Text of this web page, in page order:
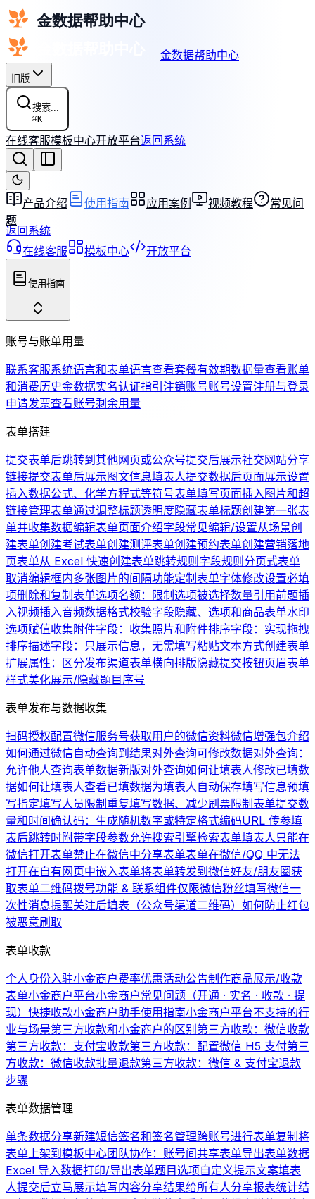
金数据帮助中心
旧版
搜索...
⌘K
在线客服模板中心开放平台返回系统
产品介绍 使用指南 应用案例 视频教程
常见问
题
返回系统
在线客服
模板中心 开放平台
使用指南
账号与账单用量
联系客服系统语言和表单语言查看套餐有效期数据量查看账单
和消费历史金数据实名认证指引注销账号账号设置注册与登录
申请发票查看账号剩余用量
表单搭建
提交表单后跳转到其他网页或公众号提交后展示社交网站分享
链接提交表单后展示图文信息填表人提交数据后页面展示设置
插入数据公式、化学方程式等符号表单填写页面插入图片和超
链接管理表单通过调整标题透明度隐藏表单标题创建第一张表
单并收集数据编辑表单页面介绍字段常见编辑/设置从场景创
建表单创建考试表单创建测评表单创建预约表单创建营销落地
页表单从 Excel 快速创建表单跳转规则字段规则分页式表单
取消编辑框内多张图片的间隔功能定制表单字体修改设置必填
项删除和复制表单选项名额：限制选项被选择数量引用前题插
入视频插入音频数据格式校验字段隐藏、选项和商品表单水印
选项赋值收集附件字段：收集照片和附件排序字段：实现拖拽
排序描述字段：只展示信息，无需填写粘贴文本方式创建表单
扩展属性：区分发布渠道表单横向排版隐藏提交按钮页眉表单
样式美化展示/隐藏题目序号
表单发布与数据收集
扫码授权配置微信服务号获取用户的微信资料微信增强包介绍
如何通过微信自动查询到结果对外查询可修改数据对外查询：
允许他人查询表单数据新版对外查询如何让填表人修改已填数
据如何让填表人查看已填数据为填表人自动保存填写信息预填
写指定填写人员限制重复填写数据、减少刷票限制表单提交数
量和时间确认码：生成随机数字或特定格式编码URL 传参填
表后跳转时附带字段参数允许搜索引擎检索表单填表人只能在
微信打开表单禁止在微信中分享表单表单在微信/QQ 中无法
打开在自有网页中嵌入表单将表单转发到微信好友/朋友圈获
取表单二维码拨号功能 & 联系组件仅限微信粉丝填写微信一
次性消息提醒关注后填表（公众号渠道二维码） 如何防止红包
被恶意刷取
表单收款
个人身份入驻小金商户费率优惠活动公告制作商品展示/收款
表单小金商户平台小金商户常见问题（开通 · 实名 · 收款 · 提
现） 快捷收款小金商户助手使用指南小金商户平台不支持的行
业与场景第三方收款和小金商户的区别第三方收款：微信收款
第三方收款：支付宝收款第三方收款：配置微信 H5 支付第三
方收款：微信收款批量退款第三方收款：微信 & 支付宝退款
步骤
表单数据管理
单条数据分享新建短信签名和签名管理跨账号进行表单复制将
表单上架到模板中心团队协作：账号间共享表单导出表单数据
Excel 导入数据打印/导出表单题目选项自定义提示文案填表
人提交后立马展示填写内容分享结果给所有人分享报表统计结